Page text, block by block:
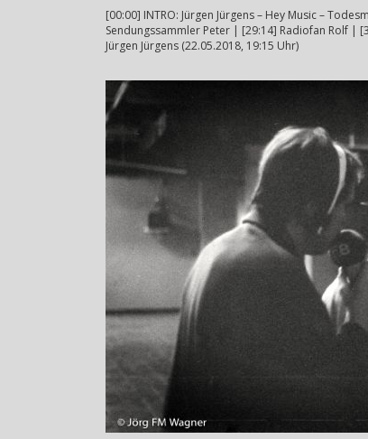
[00:00] INTRO: Jürgen Jürgens – Hey Music –
Sendungssammler Peter | [29:14] Radiofan Rolf |
Jürgen Jürgens (22.05.2018, 19:15 Uhr)